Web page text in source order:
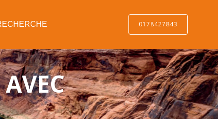
0178427843